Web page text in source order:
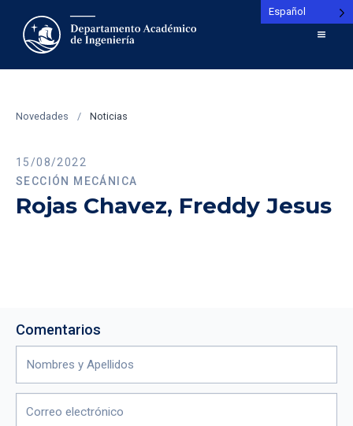
Novedades / Noticias
15/08/2022
SECCIÓN MECÁNICA
Rojas Chavez, Freddy Jesus
Comentarios
Español